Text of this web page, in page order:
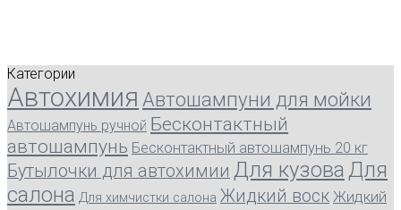
Категории
Автохимия Автошампуни для мойки
Автошампунь ручной Бесконтактный
автошампунь Бесконтактный автошампунь 20 кг
Бутылочки для автохимии Для кузоваДля
салона Для химчистки салона Жидкий воск Жидкий